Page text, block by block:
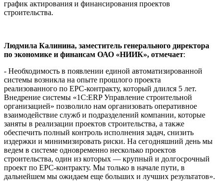
график актирования и финансирования проектов
строительства.
Людмила Калинина, заместитель генерального директора
по экономике и финансам ОАО «НИИК», отмечает:
- Необходимость в появлении единой автоматизированной
системы возникла на опыте прошлого проекта
реализованного по EPC-контракту, который длился 5 лет.
Внедрение системы «1С:ERP Управление строительной
организацией» позволило нам организовать оперативное
взаимодействие служб и подразделений компании, которые
заняты в реализации проектов строительства, а также
обеспечить полный контроль исполнения задач, снизить
издержки и минимизировать риски. На сегодняшний день мы
ведем в системе одновременно несколько проектов
строительства, один из которых — крупный и долгосрочный
проект по EPC-контракту. Мы только в начале пути, в
дальнейшем мы ожидаем еще больших и лучших результатов».